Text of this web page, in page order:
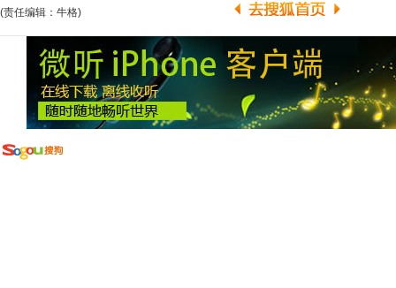
(责任编辑：牛格)